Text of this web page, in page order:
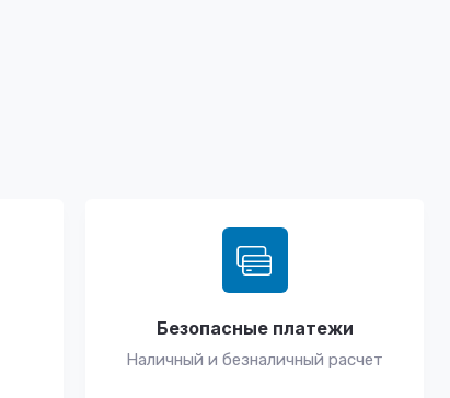
Безопасные платежи
Наличный и безналичный расчет